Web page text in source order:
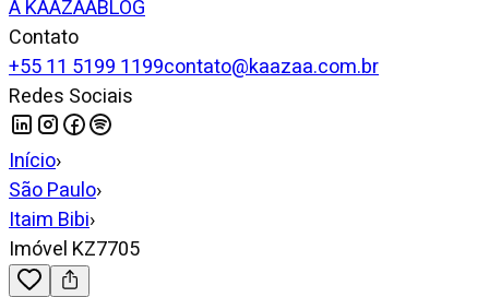
A KAAZAABLOG
Contato
+55 11 5199 1199contato@kaazaa.com.br
Redes Sociais
Início›
São Paulo›
Itaim Bibi›
Imóvel KZ7705